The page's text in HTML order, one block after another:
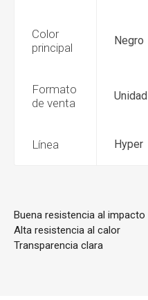
Color
principal
Negro
Formato
de venta
Unidad
Línea Hyper
Buena resistencia al impacto
Alta resistencia al calor
Transparencia clara